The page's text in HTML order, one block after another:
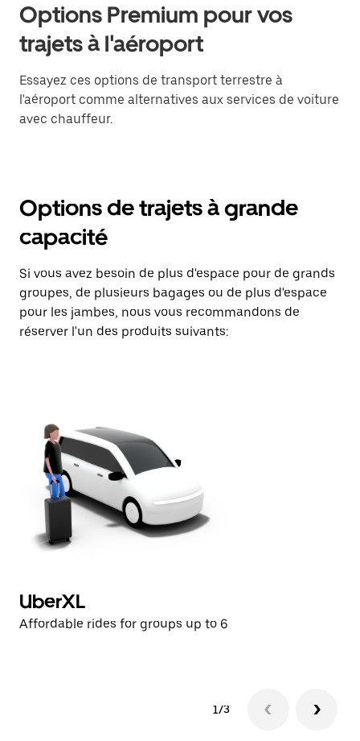
Options Premium pour vos
trajets à l'aéroport
Essayez ces options de transport terrestre à
l'aéroport comme alternatives aux services de voiture
avec chauffeur.
Options de trajets à grande
capacité
Si vous avez besoin de plus d'espace pour de grands
groupes, de plusieurs bagages ou de plus d'espace
pour les jambes, nous vous recommandons de
réserver l'un des produits suivants:
UberXL
Affordable rides for groups up to 6
1/3